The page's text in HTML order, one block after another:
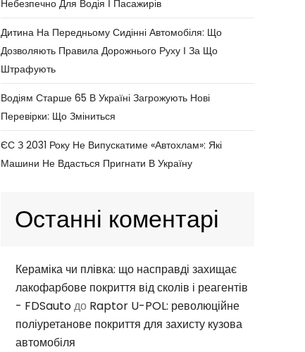
Небезпечно Для Водія І Пасажирів
Дитина На Передньому Сидінні Автомобіля: Що
Дозволяють Правила Дорожнього Руху І За Що
Штрафують
Водіям Старше 65 В Україні Загрожують Нові
Перевірки: Що Зміниться
ЄС З 2031 Року Не Випускатиме «автохлам»: Які
Машини Не Вдасться Пригнати В Україну
Останні коментарі
Кераміка чи плівка: що насправді захищає
лакофарбове покриття від сколів і реагентів
- FDSautoдо Raptor U-POL: революційне
поліуретанове покриття для захисту кузова
автомобіля